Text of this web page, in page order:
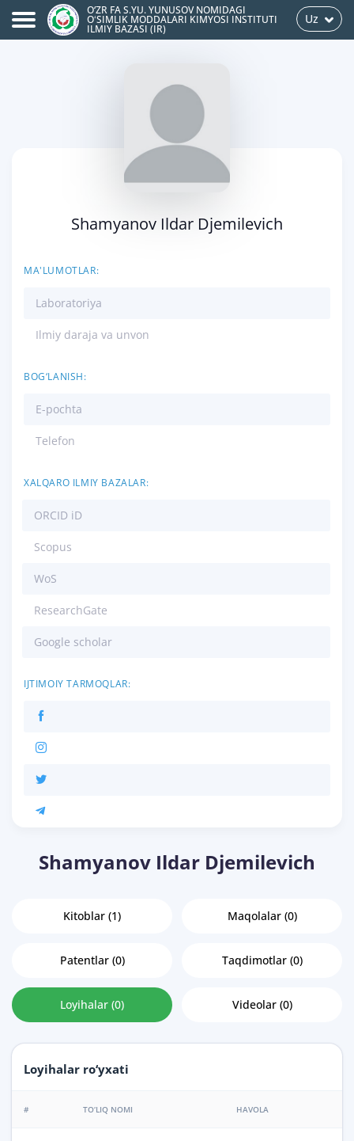
O‘ZR FA S.YU. YUNUSOV NOMIDAGI
OʻSIMLIK MODDALARI KIMYOSI INSTITUTI
ILMIY BAZASI (IR)
Uz
Shamyanov Ildar Djemilevich
MA'LUMOTLAR:
Laboratoriya
Ilmiy daraja va unvon
BOG‘LANISH:
E-pochta
Telefon
XALQARO ILMIY BAZALAR:
ORCID iD
Scopus
WoS
ResearchGate
Google scholar
IJTIMOIY TARMOQLAR:
Shamyanov Ildar Djemilevich
Kitoblar (1) Maqolalar (0)
Patentlar (0) Taqdimotlar (0)
Loyihalar (0) Videolar (0)
Loyihalar ro‘yxati
# TO‘LIQ NOMI HAVOLA